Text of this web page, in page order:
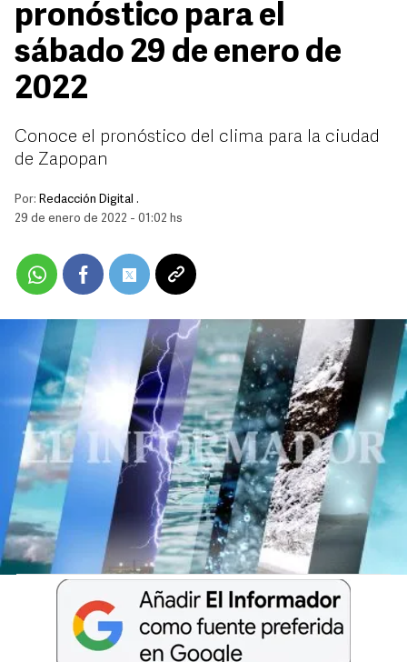
pronóstico para el
sábado 29 de enero de
2022
Conoce el pronóstico del clima para la ciudad
de Zapopan
Por: Redacción Digital .
29 de enero de 2022 - 01:02 hs